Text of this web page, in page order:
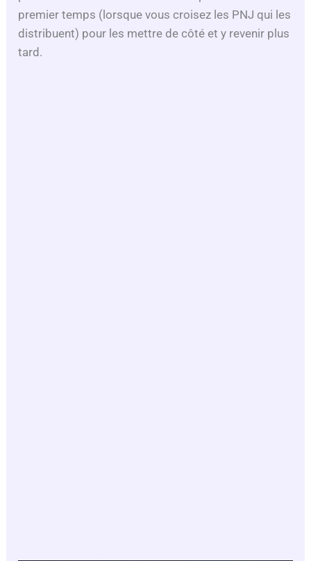
e
premier temps (lorsque vous croisez les PNJ qui les
distribuent) pour les mettre de côté et y revenir plus
tard.